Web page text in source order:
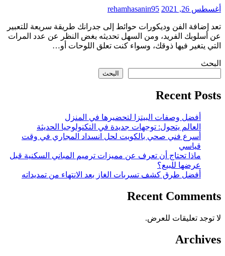
أغسطس 26, 2021 rehamhasanin95
تعد إضافة الفن وديكورات حوائط إلى جدرانك طريقة سريعة للتعبير
عن أسلوبك الفريد، ومن السهل تحديثه بغض النظر عن عدد المرات
التي يتغير فيها ذوقك، وسواء كنت تعلق اللوحات أو…
البحث
البحث
Recent Posts
أفضل وصفات البيتزا لتحضيرها في المنزل
العالم يتحول: توجهات جديدة في التكنولوجيا الحديثة
أسرع فني صحي بالكويت لحل انسداد المجاري في وقت
قياسي
ماذا تحتاج أن تعرف عن مميزات ترميم المباني السكنية قبل
عرضها للبيع؟
أفضل طرق كشف تسربات الغاز بعد الانتهاء من تمديداته
Recent Comments
لا توجد تعليقات للعرض.
Archives